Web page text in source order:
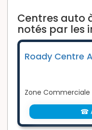
Centres auto
notés par les
Roady Centre
Zone Commerciale
☎